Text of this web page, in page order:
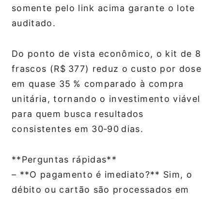
somente pelo link acima garante o lote
auditado.
Do ponto de vista econômico, o kit de 8
frascos (R$ 377) reduz o custo por dose
em quase 35 % comparado à compra
unitária, tornando o investimento viável
para quem busca resultados
consistentes em 30‑90 dias.
**Perguntas rápidas**
– **O pagamento é imediato?** Sim, o
débito ou cartão são processados em